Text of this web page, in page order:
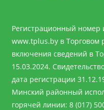
Регистрационный номер
www.tplus.byв Торговом
включения сведений в
15.03.2024.
дата регистрации
Минский районный
горячей линии: 8 (017)